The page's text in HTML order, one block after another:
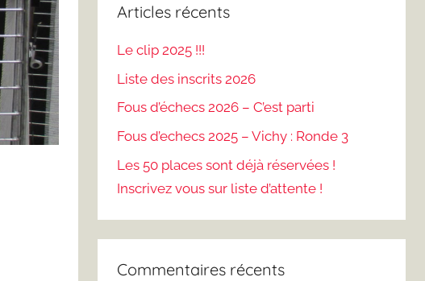
Articles récents
Le clip 2025 !!!
Liste des inscrits 2026
Fous d’échecs 2026 – C’est parti
Fous d’echecs 2025 – Vichy : Ronde 3
Les 50 places sont déjà réservées !
Inscrivez vous sur liste d’attente !
Commentaires récents